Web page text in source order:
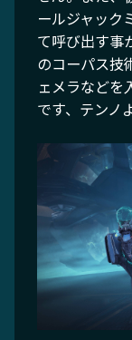
ールジャック
て呼び出す事
のコーパス技
ェメラなどを
です、テンノ